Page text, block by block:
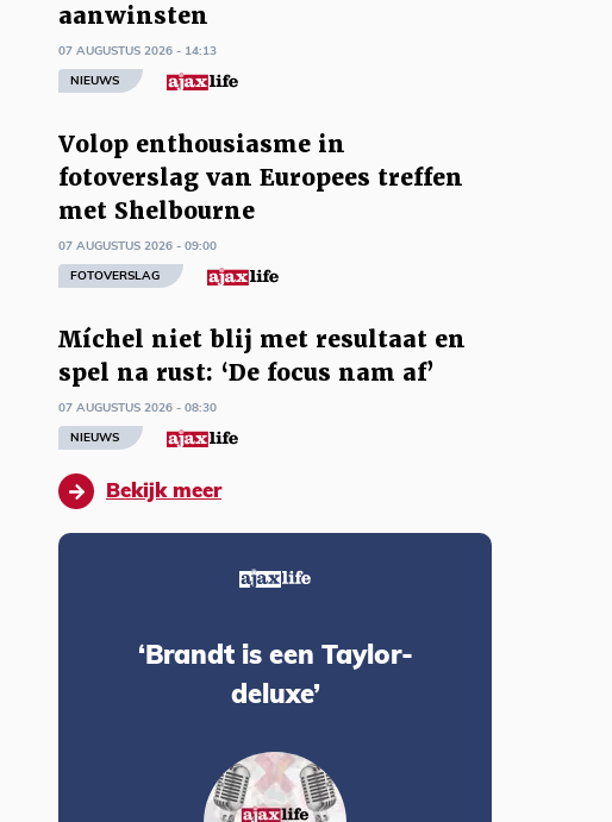
aanwinsten
07 AUGUSTUS 2026 - 14:13
NIEUWS
Volop enthousiasme in
fotoverslag van Europees treffen
met Shelbourne
07 AUGUSTUS 2026 - 09:00
FOTOVERSLAG
Míchel niet blij met resultaat en
spel na rust: ‘De focus nam af’
07 AUGUSTUS 2026 - 08:30
NIEUWS
Bekijk meer
‘Brandt is een Taylor-
deluxe’